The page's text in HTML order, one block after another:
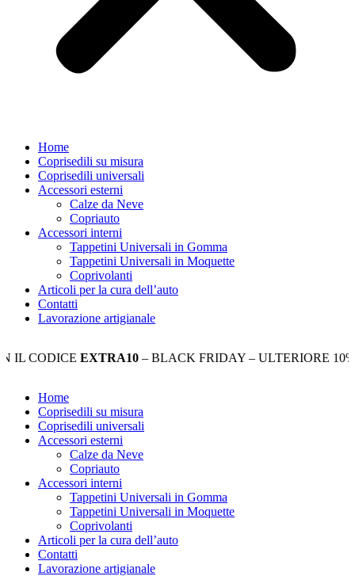
Home
Coprisedili su misura
Coprisedili universali
Accessori esterni
Calze da Neve
Copriauto
Accessori interni
Tappetini Universali in Gomma
Tappetini Universali in Moquette
Coprivolanti
Articoli per la cura dell’auto
Contatti
Lavorazione artigianale
EXTRA10– BLACK FRIDAY – ULTERIORE 10% DI
Home
Coprisedili su misura
Coprisedili universali
Accessori esterni
Calze da Neve
Copriauto
Accessori interni
Tappetini Universali in Gomma
Tappetini Universali in Moquette
Coprivolanti
Articoli per la cura dell’auto
Contatti
Lavorazione artigianale